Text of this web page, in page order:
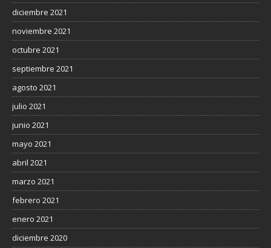
diciembre 2021
noviembre 2021
octubre 2021
septiembre 2021
agosto 2021
julio 2021
junio 2021
mayo 2021
abril 2021
marzo 2021
febrero 2021
enero 2021
diciembre 2020